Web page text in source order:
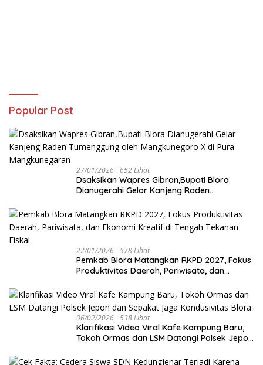
Popular Post
27/01/2026 652 Lihat
‎Dsaksikan Wapres Gibran,Bupati Blora
Dianugerahi Gelar Kanjeng Raden
Mangkunegaran
22/01/2026 578 Lihat
‎Pemkab Blora Matangkan RKPD 2027, Fokus
Produktivitas Daerah, Pariwisata, dan
06/02/2026 538 Lihat
‎Klarifikasi Video Viral Kafe Kampung Baru,
Tokoh Ormas dan LSM Datangi Polsek Jepon